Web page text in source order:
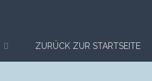
ZURÜCK ZUR STARTSEITE